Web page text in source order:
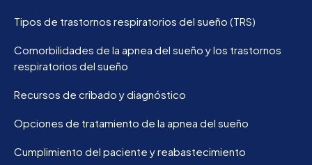
Tipos de trastornos respiratorios del sueño (TRS)
Comorbilidades de la apnea del sueño y los trastornos
respiratorios del sueño
Recursos de cribado y diagnóstico
Opciones de tratamiento de la apnea del sueño
Cumplimiento del paciente y reabastecimiento